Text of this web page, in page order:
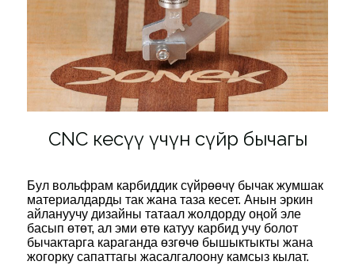
CNC кесүү үчүн сүйрөө бычагы
Бул вольфрам карбиддик сүйрөөчү бычак жумшак
материалдарды так жана таза кесет. Анын эркин
айлануучу дизайны татаал жолдорду оңой эле
басып өтөт, ал эми өтө катуу карбид учу болот
бычактарга караганда өзгөчө бышыктыкты жана
жогорку сапаттагы жасалгалоону камсыз кылат.